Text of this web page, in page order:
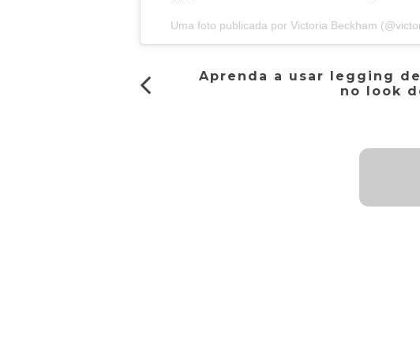
Uma foto publicada por Victoria Beckham
Aprenda a usar legging
no look